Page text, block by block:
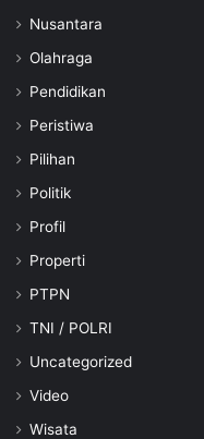
Nusantara
Olahraga
Pendidikan
Peristiwa
Pilihan
Politik
Profil
Properti
PTPN
TNI / POLRI
Uncategorized
Video
Wisata